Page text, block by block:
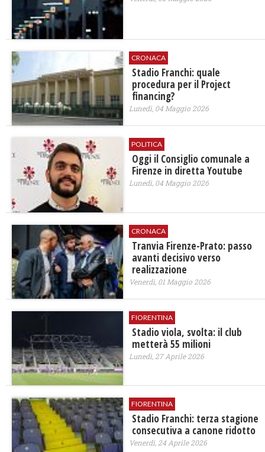
CRONACA
Stadio Franchi: quale
procedura per il Project
financing?
Lunedì, 04 Maggio 2026
POLITICA
Oggi il Consiglio comunale a
Firenze in diretta Youtube
Lunedì, 04 Maggio 2026
CRONACA
Tranvia Firenze-Prato: passo
avanti decisivo verso
realizzazione
Venerdì, 01 Maggio 2026
FIORENTINA
Stadio viola, svolta: il club
metterà 55 milioni
Lunedì, 27 Aprile 2026
FIORENTINA
Stadio Franchi: terza stagione
consecutiva a canone ridotto
Venerdì, 24 Aprile 2026